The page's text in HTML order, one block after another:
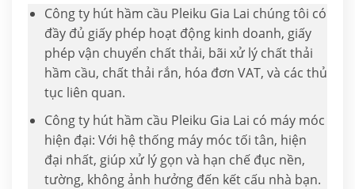
Công ty hút hầm cầu Pleiku Gia Lai chúng tôi có
đầy đủ giấy phép hoạt động kinh doanh, giấy
phép vận chuyển chất thải, bãi xử lý chất thải
hầm cầu, chất thải rắn, hóa đơn VAT, và các thủ
tục liên quan.
Công ty hút hầm cầu Pleiku Gia Lai có máy móc
hiện đại: Với hệ thống máy móc tối tân, hiện
đại nhất, giúp xử lý gọn và hạn chế đục nền,
tường, không ảnh hưởng đến kết cấu nhà bạn.